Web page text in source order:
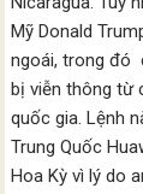
Mỹ Donald
ngoái, trong đó
bị viễn thông từ
quốc gia. Lệnh
Trung Quốc
Hoa Kỳ vì lý do